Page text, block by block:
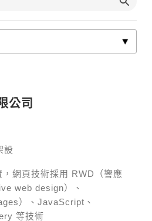
公司
設
，網頁技術採用 RWD（響應
web design）、
）、JavaScript、
等技術